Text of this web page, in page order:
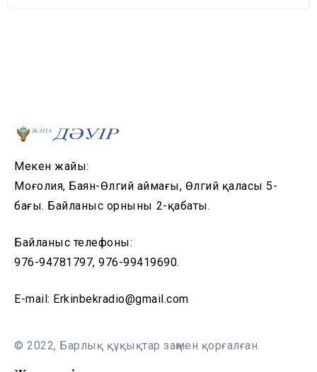
Мекен жайы:
Моңғолия, Баян-Өлгий аймағы, Өлгий қаласы 5-
бағы. Байланыс орнының 2-қабаты.
Байланыс телефоны:
976-94781797, 976-99419690.
E-mail: Erkinbekradio@gmail.com
© 2022, Барлық құқықтар заңмен қорғалған.